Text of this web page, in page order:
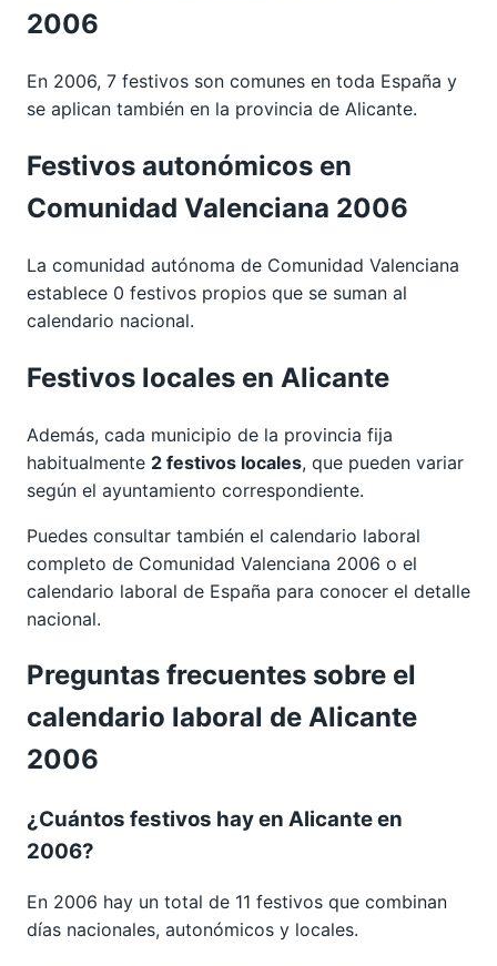
2006
En 2006, 7 festivos son comunes en toda España y
se aplican también en la provincia de Alicante.
Festivos autonómicos en
Comunidad Valenciana 2006
La comunidad autónoma de Comunidad Valenciana
establece 0 festivos propios que se suman al
calendario nacional.
Festivos locales en Alicante
Además, cada municipio de la provincia fija
habitualmente 2 festivos locales, que pueden variar
según el ayuntamiento correspondiente.
Puedes consultar también el calendario laboral
completo de Comunidad Valenciana 2006 o el
calendario laboral de España para conocer el detalle
nacional.
Preguntas frecuentes sobre el
calendario laboral de Alicante
2006
¿Cuántos festivos hay en Alicante en
2006?
En 2006 hay un total de 11 festivos que combinan
días nacionales, autonómicos y locales.